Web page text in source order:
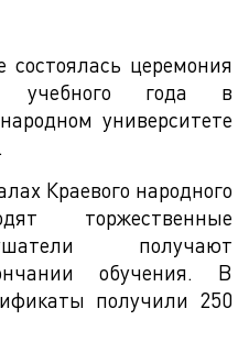
состоялась церемония
учебного года в
университете
Краевого народного
торжественные
получают
обучения. В
получили 250